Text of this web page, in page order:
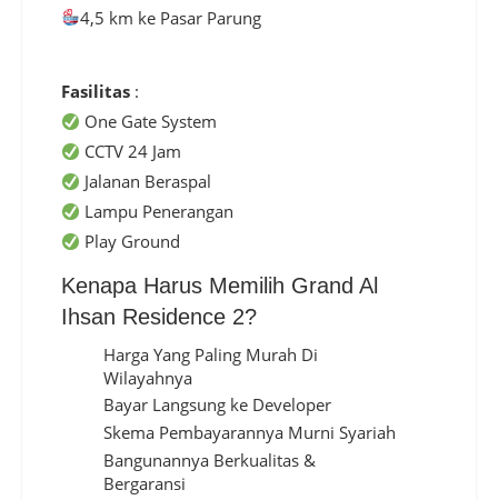
4,5 km ke Pasar Parung
Fasilitas :
One Gate System
CCTV 24 Jam
Jalanan Beraspal
Lampu Penerangan
Play Ground
Kenapa Harus Memilih Grand Al
Ihsan Residence 2?
Harga Yang Paling Murah Di
Wilayahnya
Bayar Langsung ke Developer
Skema Pembayarannya Murni Syariah
Bangunannya Berkualitas &
Bergaransi